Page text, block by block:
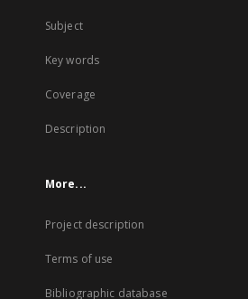
Subject
Key words
Coverage
Description
More...
Project description
Terms of use
Bibliographic database